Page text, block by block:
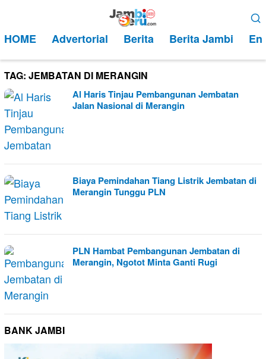
kontenMobile
HOME Advertorial Berita Berita Jambi
TAG: JEMBATAN DI MERANGIN
Al Haris Tinjau Pembangunan Jembatan
Jalan Nasional di Merangin
Biaya Pemindahan Tiang Listrik Jembatan di
Merangin Tunggu PLN
PLN Hambat Pembangunan Jembatan di
Merangin, Ngotot Minta Ganti Rugi
BANK JAMBI